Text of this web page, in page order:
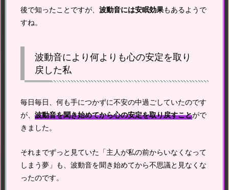
後で知ったことですが、 波動音には安眠効果もあるようで
すね。
波動音により何よりも心の安定を取り
戻した私
毎日毎日、何も手につかずに不安の中過ごしていたのです
が、 波動音を聞き始めてから心の安定を取り戻すことがで
きました。
それまでずっと見ていた「主人が私の前からいなくなって
しまう夢」も、波動音を聞き始めてから不思議と見なくな
ったのです。